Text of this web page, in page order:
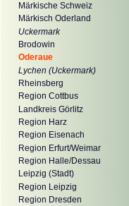
Märkische Schweiz
Märkisch Oderland
Uckermark
Brodowin
Oderaue
Lychen (Uckermark)
Rheinsberg
Region Cottbus
Landkreis Görlitz
Region Harz
Region Eisenach
Region Erfurt/Weimar
Region Halle/Dessau
Leipzig (Stadt)
Region Leipzig
Region Dresden